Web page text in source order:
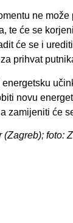
ne
te će se
će se i
prihvat
novu
zamijeniti će
foto: